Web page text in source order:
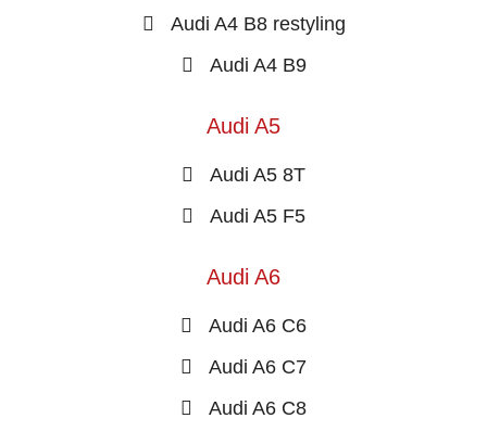
Audi A4 B8 restyling
Audi A4 B9
Audi A5
Audi A5 8T
Audi A5 F5
Audi A6
Audi A6 C6
Audi A6 C7
Audi A6 C8